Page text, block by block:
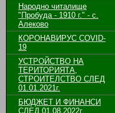
Народно читалище
"Пробуда - 1910 г." - с.
Алеково
КОРОНАВИРУС COVID-
19
УСТРОЙСТВО НА
ТЕРИТОРИЯТА,
СТРОИТЕЛСТВО СЛЕД
01.01.2021г.
БЮДЖЕТ И ФИНАНСИ
СЛЕД 01.08.2022г.